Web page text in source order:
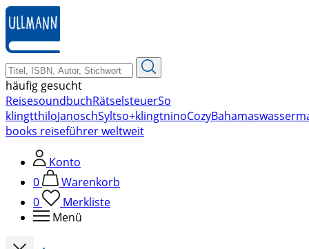
zum
Hauptinhalt
springen
häufig gesucht
ReisesoundbuchRätselsteuerSo
klingtthiloJanoschSyltso+klingtninoCozyBahamas
books reiseführer weltweit
Konto
0
Warenkorb
0
Merkliste
Menü